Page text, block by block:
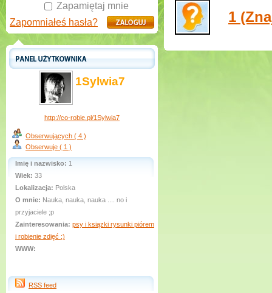
Zapamiętaj mnie
Zapomniałeś hasła?
1Sylwia7
http://co-robie.pl/1Sylwia7
Obserwujących ( 4 )
Obserwuje ( 1 )
Imię i nazwisko: 1
Wiek: 33
Lokalizacja: Polska
O mnie: Nauka, nauka, nauka .... no i
przyjaciele ;p
Zainteresowania: psy i ksiązki rysunki piórem
i robienie zdjęć ;)
WWW:
RSS feed
1